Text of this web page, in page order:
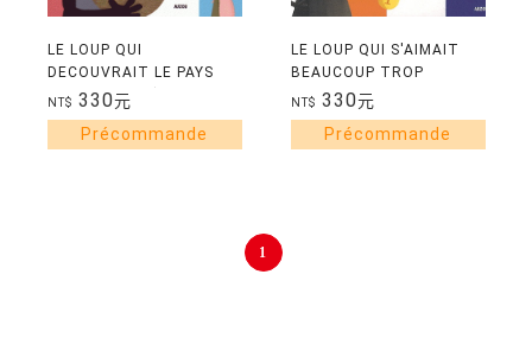
LE LOUP QUI
DECOUVRAIT LE PAYS
DES CONTES (MES PTITS
ALBUMS)(小本精裝)
NT$ 330元
LE LOUP QUI S'AIMAIT
BEAUCOUP TROP
NT$ 330元
1